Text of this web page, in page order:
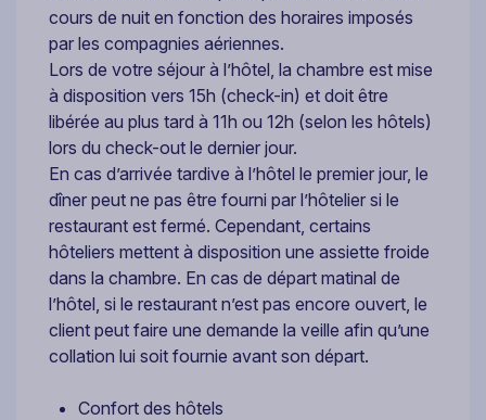
cours de nuit en fonction des horaires imposés
par les compagnies aériennes.
Lors de votre séjour à l’hôtel, la chambre est mise
à disposition vers 15h (check-in) et doit être
libérée au plus tard à 11h ou 12h (selon les hôtels)
lors du check-out le dernier jour.
En cas d’arrivée tardive à l’hôtel le premier jour, le
dîner peut ne pas être fourni par l’hôtelier si le
restaurant est fermé. Cependant, certains
hôteliers mettent à disposition une assiette froide
dans la chambre. En cas de départ matinal de
l’hôtel, si le restaurant n’est pas encore ouvert, le
client peut faire une demande la veille afin qu’une
collation lui soit fournie avant son départ.
Confort des hôtels